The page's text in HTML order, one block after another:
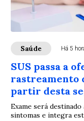
Saúde Há 5
SUS passa a
rastreamento
partir desta
Exame será
sintomas e integra